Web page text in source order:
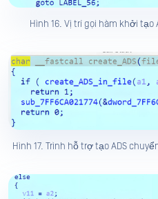
Hình 16. Vị trí gọi hàm khởi
Hình 17. Trình hỗ trợ tạo ADS